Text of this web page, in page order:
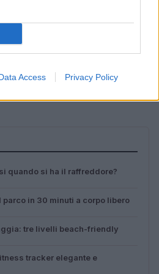
Access Privacy Policy
quando si ha il raffreddore?
in 30 minuti a corpo libero
tre livelli beach-friendly
tracker elegante e